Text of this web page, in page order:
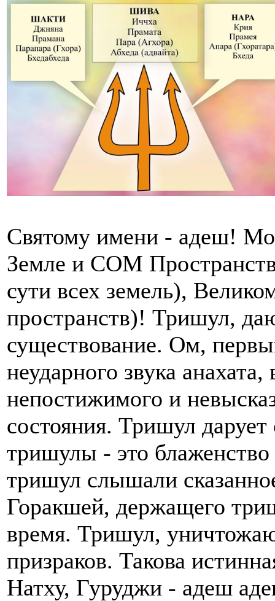
Святому имени - адеш!
Земле и СОМ
сути всех земель),
пространств)! Тришул,
существование. Ом,
неударного звука
непостижимого и
состояния. Тришул
тришулы - это блаженство
тришул слышали
Горакшей, держащего
время. Тришул,
призраков. Такова
Натху, Гуруджи - адеш